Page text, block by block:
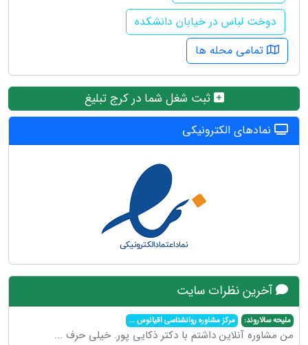
دوخت لباس در خیابان دانشکده
تمامی محله ها
ثبت شغل شما در کرج تبلیغ
نمادهای الکترونیکی
آخرین نظرات سایت
ملیحه سالاروند: مرکز مشاوره روانشناسی اقیانوس...
من مشاوره آنلاین داشتم با دکتر ذکایی پور. خیلی حرف ...